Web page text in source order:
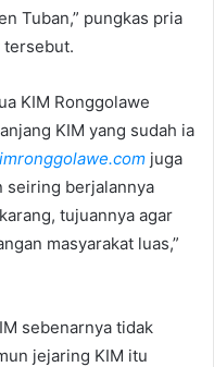
Tuban,” pungkas pria
tersebut.
KIM Ronggolawe
KIM yang sudah ia
juga
seiring berjalannya
tujuannya agar
masyarakat luas,”
sebenarnya tidak
jejaring KIM itu